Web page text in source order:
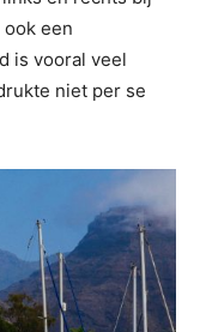
een
is vooral veel
niet per se